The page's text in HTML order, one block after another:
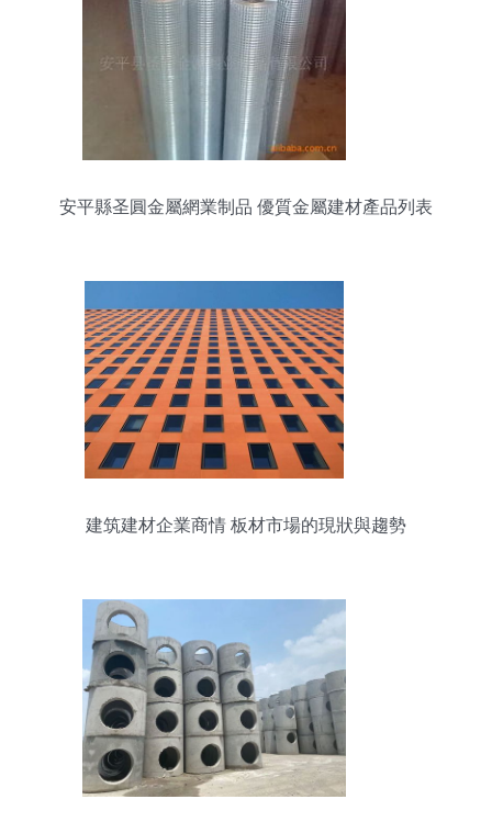
安平縣圣圓金屬網業制品 優質金屬建材產品列表
建筑建材企業商情 板材市場的現狀與趨勢